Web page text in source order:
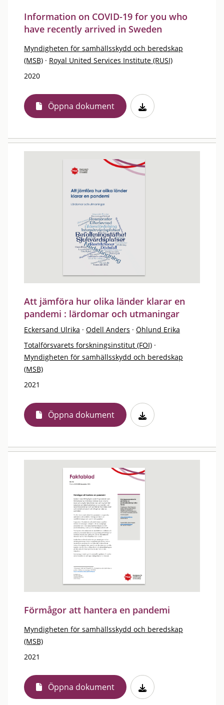
Information on COVID-19 for you who
have recently arrived in Sweden
Myndigheten för samhällsskydd och beredskap
(MSB) · Royal United Services Institute (RUSI)
2020
Öppna dokument
Att jämföra hur olika länder klarar en
pandemi : lärdomar och utmaningar
Eckersand Ulrika · Odell Anders · Öhlund Erika
Totalförsvarets forskningsinstitut (FOI) ·
Myndigheten för samhällsskydd och beredskap
(MSB)
2021
Öppna dokument
Förmågor att hantera en pandemi
Myndigheten för samhällsskydd och beredskap
(MSB)
2021
Öppna dokument